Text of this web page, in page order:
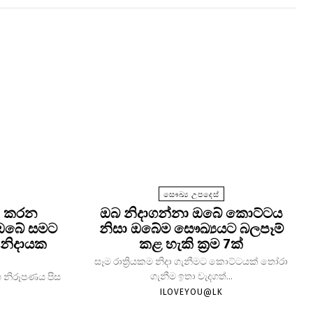
කරන
සමට
නිරූපණය පිස
සෞඛ්‍ය උපදෙස්
ඔබ නිදාගන්නා ඔබේ කොට්ටය
නිසා ඔබේම සෞඛ්‍යයට බලපෑම්
කළ හැකි ක්‍රම 7ක්
සෑම රාත්‍රියකම නිදා ගැනීමට කොට්ටයක් තෝරා
ගැනීම ඉතා වැදගත්...
ILOVEYOU@LK